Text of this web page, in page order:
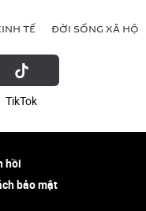
TẾ ĐỜI SỐNG XÃ HỘI
ТikТоk
hồi
bảo mật